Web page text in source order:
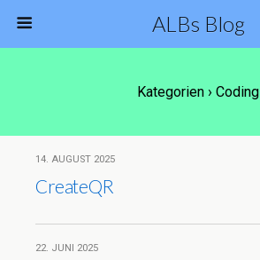
ALBs Blog
Kategorien › Coding
14. AUGUST 2025
CreateQR
22. JUNI 2025